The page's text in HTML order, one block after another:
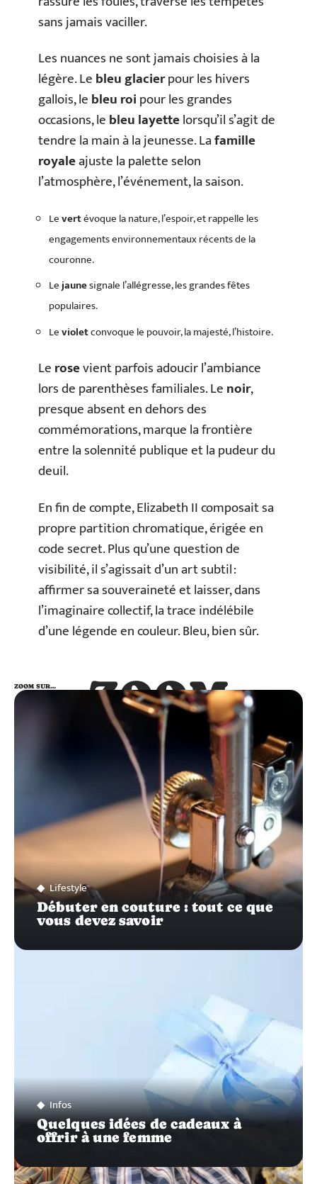
sans jamais vaciller.
Les nuances ne sont jamais choisies à la
légère. Lebleu glacierpour les hivers
gallois, lebleu roipour les grandes
occasions, lebleu layettelorsqu’il s’agit de
tendre la main à la jeunesse. Lafamille
royaleajuste la palette selon
l’atmosphère, l’événement, la saison.
Levertévoque la nature, l’espoir, et rappelle les
engagements environnementaux récents de la
couronne.
Lejaunesignale l’allégresse, les grandes fêtes
populaires.
Levioletconvoque le pouvoir, la majesté, l’histoire.
Lerosevient parfois adoucir l’ambiance
lors de parenthèses familiales. Lenoir,
presque absent en dehors des
commémorations, marque la frontière
entre la solennité publique et la pudeur du
deuil.
En fin de compte, Elizabeth II composait sa
propre partition chromatique, érigée en
code secret. Plus qu’une question de
visibilité, il s’agissait d’un art subtil :
affirmer sa souveraineté et laisser, dans
l’imaginaire collectif, la trace indélébile
d’une légende en couleur. Bleu, bien sûr.
ZOOM
SUR…
ZOOM SUR…
Lifestyle
Débuter en couture : tout ce que
vous devez savoir
Infos
Quelques idées de cadeaux à
offrir à une femme